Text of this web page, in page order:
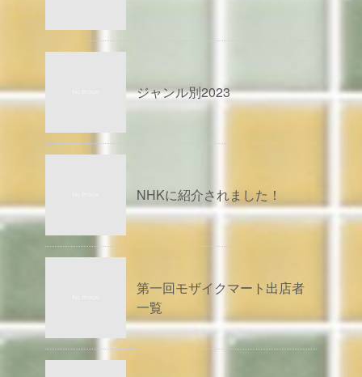
ジャンル別2023
NHKに紹介されました！
第一回モザイクマート出店者
一覧